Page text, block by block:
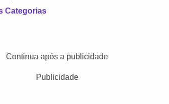
Categorias
Continua após a publicidade
Publicidade